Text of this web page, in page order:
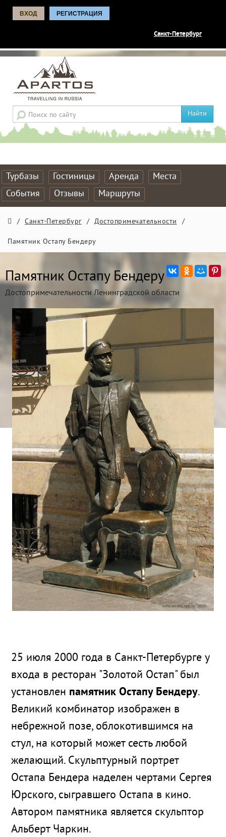
ВХОД РЕГИСТРАЦИЯ
Санкт-Петербург
Найти
Турбазы Гостиницы Аренда
Места
События
Отзывы Маршруты
/ Санкт-Петербург / Достопримечательности /
Памятник Остапу Бендеру
Памятник Остапу Бендеру
Достопримечательности Ленинградской области
25 июля 2000 года в Санкт-Петербурге у
входа в ресторан "Золотой Остап" был
установлен памятник Остапу Бендеру.
Великий комбинатор изображен в
небрежной позе, облокотившимся на
стул, на который может сесть любой
желающий. Скульптурный портрет
Остапа Бендера наделен чертами Сергея
Юрского, сыгравшего Остапа в кино.
Автором памятника является скульптор
Альберт Чаркин.